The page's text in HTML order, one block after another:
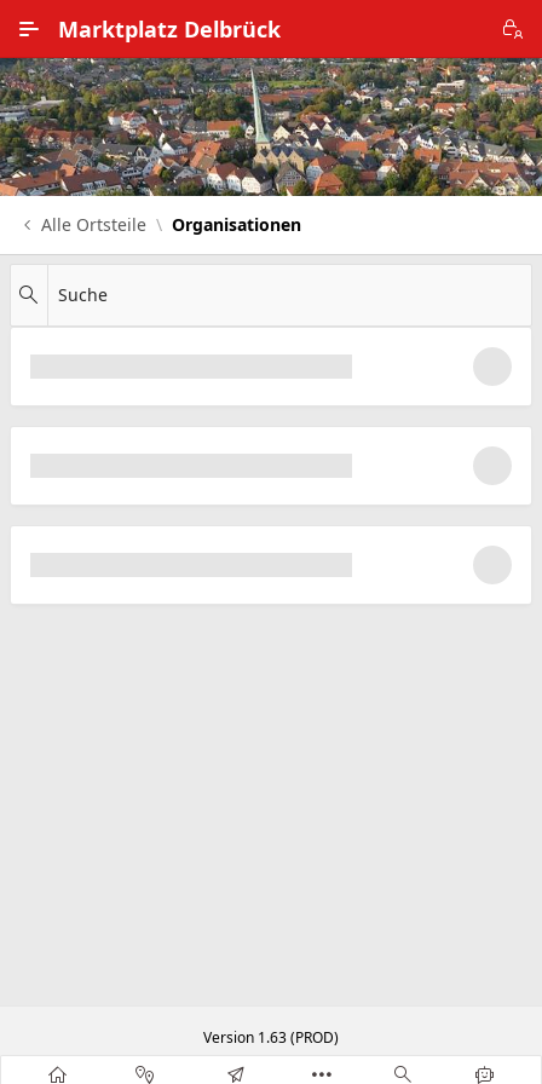
Marktplatz Delbrück
Alle Ortsteile
Impressum
Datenschutz
Alle Ortsteile Organisationen
Suche
Version 1.63 (PROD)